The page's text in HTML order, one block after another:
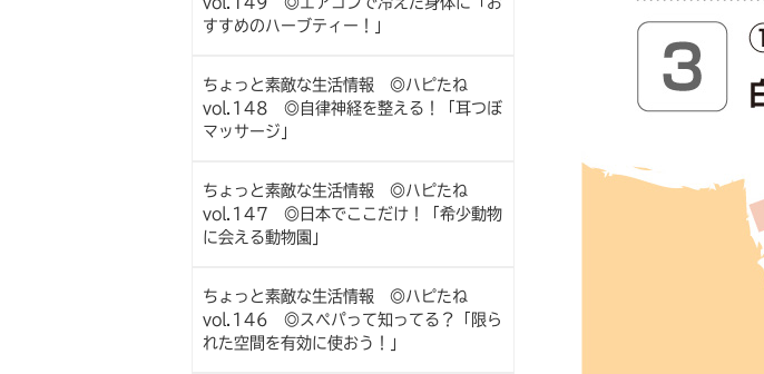
すすめのハーブティー！」
ちょっと素敵な生活情報 ◎ハピたね
vol.148 ◎自律神経を整える！「耳つぼ
マッサージ」
ちょっと素敵な生活情報 ◎ハピたね
vol.147 ◎日本でここだけ！「希少動物
に会える動物園」
ちょっと素敵な生活情報 ◎ハピたね
vol.146 ◎スペパって知ってる？「限ら
れた空間を有効に使おう！」